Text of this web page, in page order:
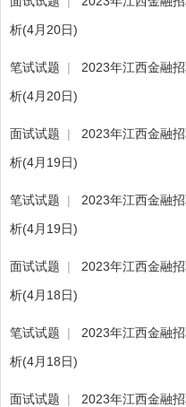
析(4月20日)
笔试试题 |
2023年江西金融
析(4月20日)
面试试题 |
2023年江西金融
析(4月19日)
笔试试题 |
2023年江西金融
析(4月19日)
面试试题 |
2023年江西金融
析(4月18日)
笔试试题 |
2023年江西金融
析(4月18日)
面试试题 |
2023年江西金融